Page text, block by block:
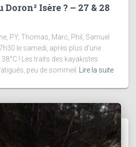
Doron² Isère ? – 27 & 28
PY, Thomas, Marc, Phil, Samuel
le samedi, après plus d’une
! Les traits des kayakistes
peu de sommeil
Lire la suite